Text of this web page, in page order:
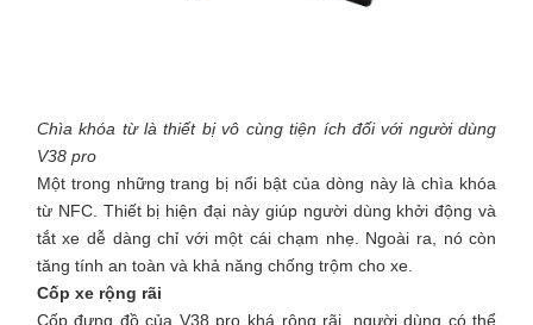
Chìa khóa từ là thiết bị vô cùng tiện ích đối với người dùng
V38 pro
Một trong những trang bị nổi bật của dòng này là chìa khóa
từ NFC. Thiết bị hiện đại này giúp người dùng khởi động và
tắt xe dễ dàng chỉ với một cái chạm nhẹ. Ngoài ra, nó còn
tăng tính an toàn và khả năng chống trộm cho xe.
Cốp xe rộng rãi
Cốp đựng đồ của V38 pro khá rộng rãi, người dùng có thể